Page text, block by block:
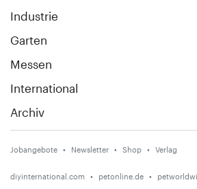
Industrie
Garten
Messen
International
Archiv
Jobangebote Newsletter Shop Verlag
diyinternational.com petonline.de